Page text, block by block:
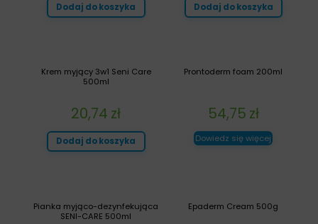
Dodaj do koszyka
Dodaj do koszyka
Prontoderm foam 200ml
54,75 zł
Dowiedz się więcej
Krem myjący 3w1 Seni Care
500ml
20,74 zł
Dodaj do koszyka
Epaderm Cream 500g
Pianka myjąco-dezynfekująca
SENI-CARE 500ml